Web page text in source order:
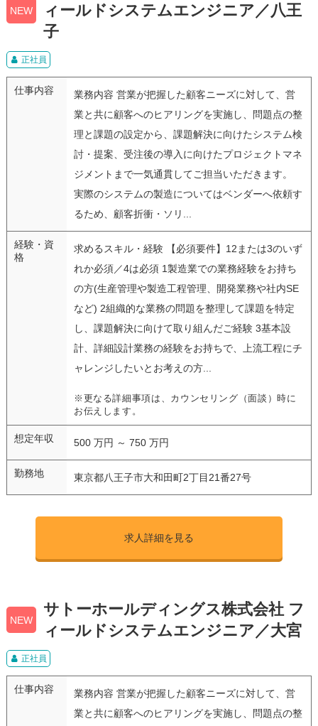
NEW
ィールドシステムエンジニア／八王
子
正社員
仕事内容
業務内容 営業が把握した顧客ニーズに対して、営
業と共に顧客へのヒアリングを実施し、問題点の整
理と課題の設定から、課題解決に向けたシステム検
討・提案、受注後の導入に向けたプロジェクトマネ
ジメントまで一気通貫してご担当いただきます。
実際のシステムの製造についてはベンダーへ依頼す
るため、顧客折衝・ソリ...
経験・資
格
求めるスキル・経験 【必須要件】12または3のいず
れか必須／4は必須 1製造業での業務経験をお持ち
の方(生産管理や製造工程管理、開発業務や社内SE
など) 2組織的な業務の問題を整理して課題を特定
し、課題解決に向けて取り組んだご経験 3基本設
計、詳細設計業務の経験をお持ちで、上流工程にチ
ャレンジしたいとお考えの方...
※更なる詳細事項は、カウンセリング（面談）時に
お伝えします。
想定年収 500 万円 ～ 750 万円
勤務地 東京都八王子市大和田町2丁目21番27号
求人詳細を見る
NEW
サトーホールディングス株式会社 フ
ィールドシステムエンジニア／大宮
正社員
仕事内容
業務内容 営業が把握した顧客ニーズに対して、営
業と共に顧客へのヒアリングを実施し、問題点の整